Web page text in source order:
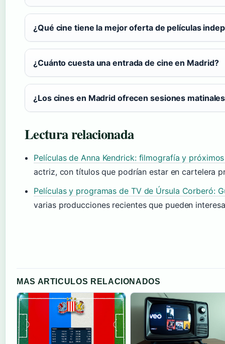
¿Qué cine tiene la mejor oferta de películas
¿Cuánto cuesta una entrada de cine en Madrid?
¿Los cines en Madrid ofrecen sesiones
Lectura relacionada
Películas de Anna Kendrick: filmografía y
actriz, con títulos que podrían estar en cartelera
Películas y programas de TV de Úrsula Corberó:
varias producciones recientes que pueden
MAS ARTICULOS RELACIONADOS